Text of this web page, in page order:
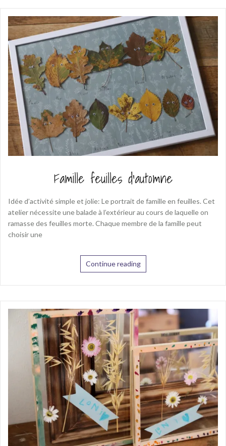
Famille feuilles d’automne
Idée d’activité simple et jolie: Le portrait de famille en feuilles. Cet
atelier nécessite une balade à l’extérieur au cours de laquelle on
ramasse des feuilles morte. Chaque membre de la famille peut
choisir une
Continue reading